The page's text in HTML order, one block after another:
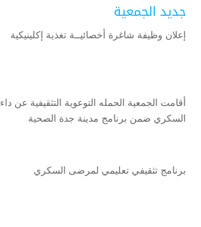
جديد الجمعية
إعلان وظيفة شاغرة أخصائيــة تغذية إكلينيكية
أقامت الجمعية الحمله التوعوية التثقيفية عن داء
السكري ضمن برنامج مدينة جدة الصحية
برنامج تثقيفي تعليمي لمرضى السكري